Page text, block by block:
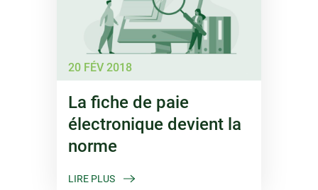
20 FÉV 2018
La fiche de paie
électronique devient la
norme
LIRE PLUS